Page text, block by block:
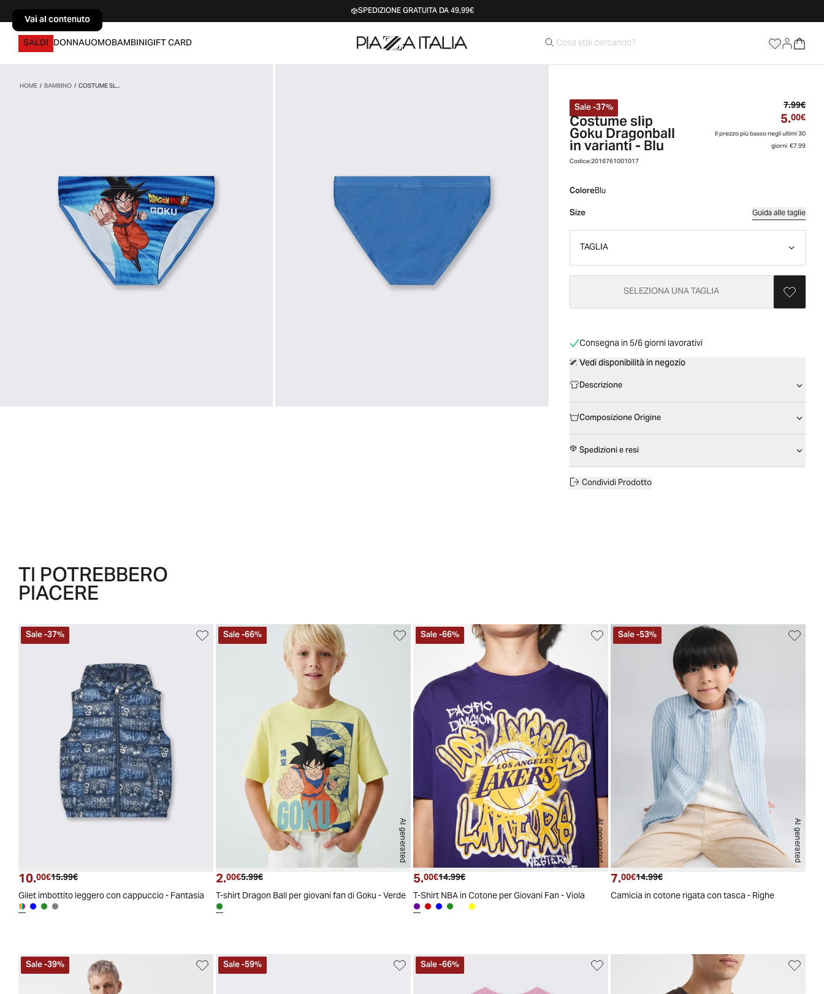
Vai al contenuto SPEDIZIONE GRATUITA DA 49,99€
SALDI DONNAUOMOBAMBINIGIFT CARD
HOME/BAMBINO/COSTUME SL...
Sale-37%
Costume slip
Goku Dragonball
in varianti - Blu
7.99€
5.00€
Il prezzo più basso negli ultimi 30
giorni€7.99
Codice:2016761001017
ColoreBlu
Size
Guida alle taglie
TAGLIA
SELEZIONA UNA TAGLIA
Consegna in 5/6 giorni lavorativi
Vedi disponibilità in negozio
Descrizione
Composizione Origine
Spedizioni e resi
Condividi Prodotto
TI POTREBBERO
PIACERE
Sale-37%
Prezzo attuale
10.00€ Prezzo originale
15.99€
Gilet imbottito leggero con cappuccio - Fantasia
AI generated
Sale-66%
Prezzo attuale
2.00€ Prezzo originale
5.99€
T-shirt Dragon Ball per giovani fan di Goku - Verde
AI generated
Sale-66%
Prezzo attuale
5.00€ Prezzo originale
14.99€
T-Shirt NBA in Cotone per Giovani Fan - Viola
AI generated
Sale-53%
Prezzo attuale
7.00€ Prezzo originale
14.99€
Camicia in cotone rigata con tasca - Righe
Sale-39% Sale-59% Sale-66%
Vai al contenuto